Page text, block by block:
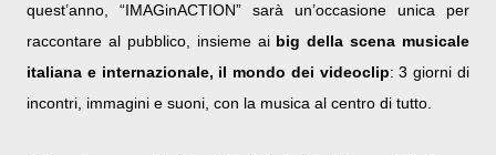
quest’anno, “IMAGinACTION” sarà un’occasione unica per
raccontare al pubblico, insieme ai big della scena musicale
italiana e internazionale, il mondo dei videoclip: 3 giorni di
incontri, immagini e suoni, con la musica al centro di tutto.